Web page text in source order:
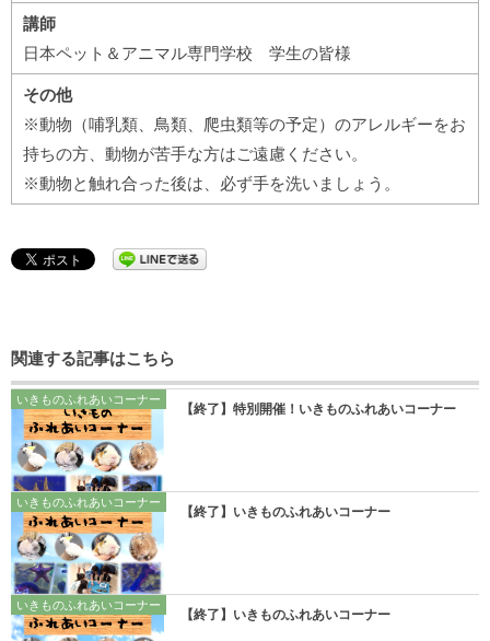
講師
日本ペット＆アニマル専門学校 学生の皆様
その他
※動物（哺乳類、鳥類、爬虫類等の予定）のアレルギーをお
持ちの方、動物が苦手な方はご遠慮ください。
※動物と触れ合った後は、必ず手を洗いましょう。
関連する記事はこちら
いきものふれあいコーナー
【終了】特別開催！いきものふれあいコーナー
いきものふれあいコーナー
【終了】いきものふれあいコーナー
いきものふれあいコーナー
【終了】いきものふれあいコーナー